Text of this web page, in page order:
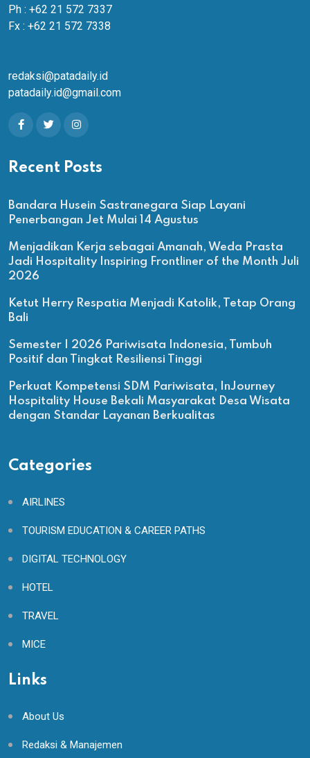
Ph : +62 21 572 7337
Fx : +62 21 572 7338
redaksi@patadaily.id
patadaily.id@gmail.com
Recent Posts
Bandara Husein Sastranegara Siap Layani
Penerbangan Jet Mulai 14 Agustus
Menjadikan Kerja sebagai Amanah, Weda Prasta
Jadi Hospitality Inspiring Frontliner of the Month Juli
2026
Ketut Herry Respatia Menjadi Katolik, Tetap Orang
Bali
Semester I 2026 Pariwisata Indonesia, Tumbuh
Positif dan Tingkat Resiliensi Tinggi
Perkuat Kompetensi SDM Pariwisata, InJourney
Hospitality House Bekali Masyarakat Desa Wisata
dengan Standar Layanan Berkualitas
Categories
AIRLINES
TOURISM EDUCATION & CAREER PATHS
DIGITAL TECHNOLOGY
HOTEL
TRAVEL
MICE
Links
About Us
Redaksi & Manajemen